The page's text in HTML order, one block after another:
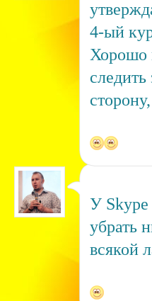
4-ый
Хорошо
У Skype
убрать
всякой